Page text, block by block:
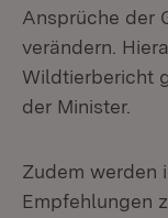
Ansprüche der
verändern.
Wildtierbericht
der Minister.
Zudem werden
Empfehlungen